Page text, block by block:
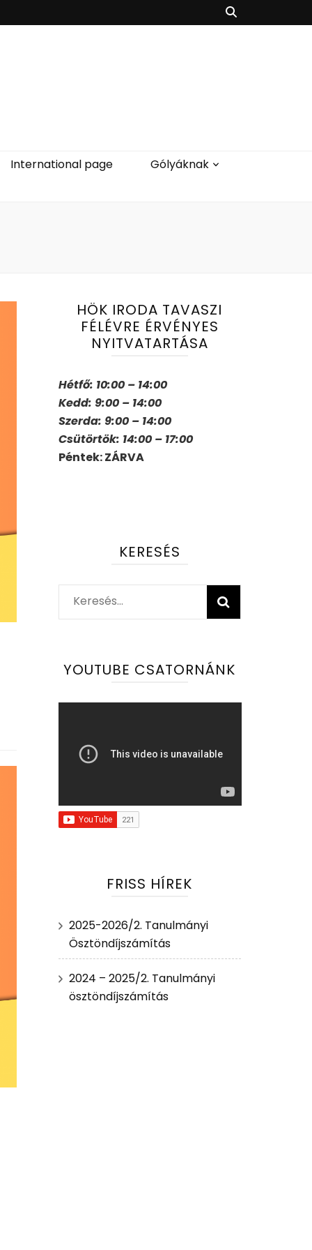
International page Gólyáknak
HÖK IRODA TAVASZI
FÉLÉVRE ÉRVÉNYES
NYITVATARTÁSA
Hétfő: 10:00 – 14:00
Kedd: 9:00 – 14:00
Szerda: 9:00 – 14:00
Csütörtök: 14:00 – 17:00
Péntek: ZÁRVA
KERESÉS
Keresés:
YOUTUBE CSATORNÁNK
FRISS HÍREK
2025-2026/2. Tanulmányi
Ösztöndíjszámítás
2024 – 2025/2. Tanulmányi
ösztöndíjszámítás